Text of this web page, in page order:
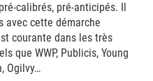
calibrés, pré-anticipés. Il
avec cette démarche
courante dans les très
que WWP, Publicis, Young
Ogilvy…